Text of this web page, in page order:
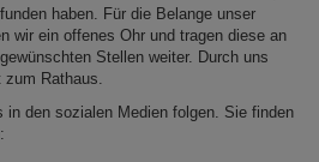
haben. Für die Belange unser
wir ein offenes Ohr und tragen diese an
Stellen weiter. Durch uns
Rathaus.
in den sozialen Medien folgen. Sie finden